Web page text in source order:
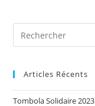
Articles Récents
Tombola Solidaire 2023